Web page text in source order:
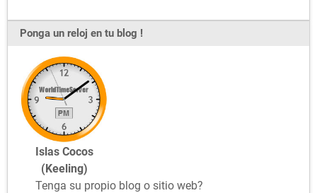
Ponga un reloj en tu blog !
Islas Cocos
(Keeling)
Tenga su propio blog o sitio web?